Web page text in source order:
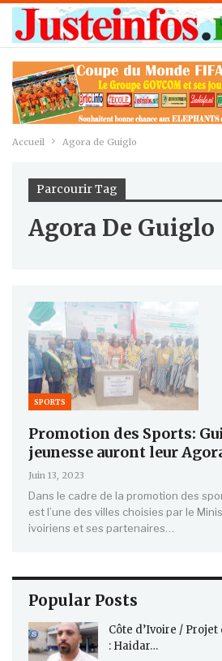
Accueil Agora de Guiglo
Parcourir Tag
Agora De Guiglo
SPORTS
Promotion des Sports:
jeunesse auront leur
Juin 13, 2023
Dans le cadre de la promotion des
est l’une des villes choisies par le
ivoiriens et ses partenaires…
Popular Posts
Côte d’Ivoire /
: Haidar…